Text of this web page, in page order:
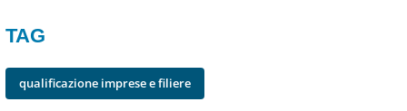
TAG
qualificazione imprese e filiere